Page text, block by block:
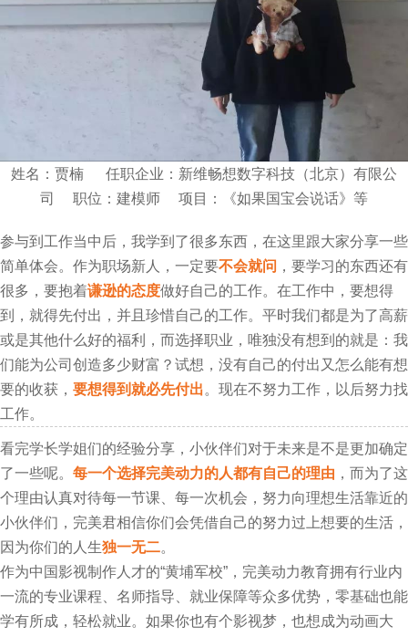
姓名：贾楠 任职企业：新维畅想数字科技（北京）有限公
司 职位：建模师 项目：《如果国宝会说话》等
参与到工作当中后，我学到了很多东西，在这里跟大家分享一些
简单体会。作为职场新人，一定要不会就问 ，要学习的东西还有
很多，要抱着谦逊的态度做好自己的工作。在工作中，要想得
到，就得先付出，并且珍惜自己的工作。平时我们都是为了高薪
或是其他什么好的福利，而选择职业，唯独没有想到的就是：我
们能为公司创造多少财富？试想，没有自己的付出又怎么能有想
要的收获， 要想得到就必先付出。现在不努力工作，以后努力找
工作。
看完学长学姐们的经验分享，小伙伴们对于未来是不是更加确定
了一些呢。 每一个选择完美动力的人都有自己的理由 ，而为了这
个理由认真对待每一节课、每一次机会，努力向理想生活靠近的
小伙伴们，完美君相信你们会凭借自己的努力过上想要的生活，
因为你们的人生独一无二。
作为中国影视制作人才的“黄埔军校”，完美动力教育拥有行业内
一流的专业课程、名师指导、就业保障等众多优势，零基础也能
学有所成，轻松就业。如果你也有个影视梦，也想成为动画大